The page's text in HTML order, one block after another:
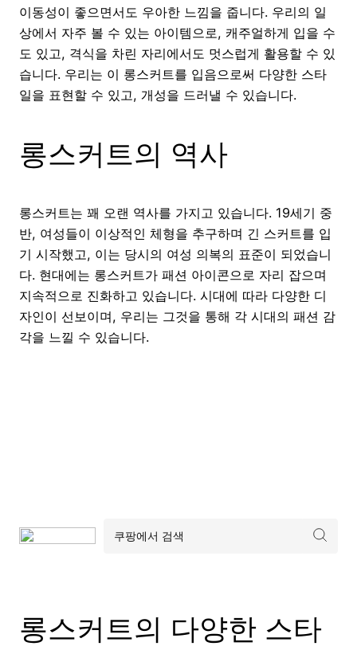
이동성이 좋으면서도 우아한 느낌을 줍니다. 우리의 일
상에서 자주 볼 수 있는 아이템으로, 캐주얼하게 입을 수
도 있고, 격식을 차린 자리에서도 멋스럽게 활용할 수 있
습니다. 우리는 이 롱스커트를 입음으로써 다양한 스타
일을 표현할 수 있고, 개성을 드러낼 수 있습니다.
롱스커트의 역사
롱스커트는 꽤 오랜 역사를 가지고 있습니다. 19세기 중
반, 여성들이 이상적인 체형을 추구하며 긴 스커트를 입
기 시작했고, 이는 당시의 여성 의복의 표준이 되었습니
다. 현대에는 롱스커트가 패션 아이콘으로 자리 잡으며
지속적으로 진화하고 있습니다. 시대에 따라 다양한 디
자인이 선보이며, 우리는 그것을 통해 각 시대의 패션 감
각을 느낄 수 있습니다.
롱스커트의 다양한 스타